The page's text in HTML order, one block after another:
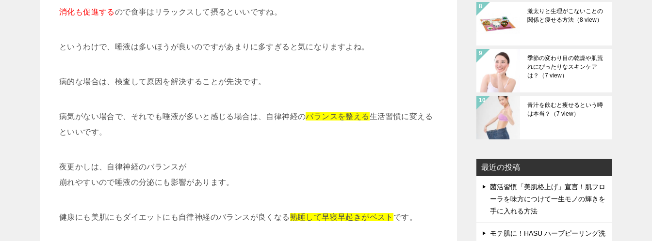
消化も促進するので食事はリラックスして摂るといいですね。
というわけで、唾液は多いほうが良いのですがあまりに多すぎると気になりますよね。
病的な場合は、検査して原因を解決することが先決です。
病気がない場合で、それでも唾液が多いと感じる場合は、自律神経のバランスを整える生活習慣に変える
といいです。
夜更かしは、自律神経のバランスが
崩れやすいので唾液の分泌にも影響があります。
健康にも美肌にもダイエットにも自律神経のバランスが良くなる熟睡して早寝早起きがベスト です。
激太りと生理がこないことの
関係と痩せる方法 （8 view）
季節の変わり目の乾燥や肌荒
れにぴったりなスキンケア
は？
（7 view）
青汁を飲むと痩せるという噂
は本当？
（7 view）
最近の投稿
菌活習慣「美肌格上げ」宣言！肌フロ
ーラを味方につけて一生モノの輝きを
手に入れる方法
モテ肌に！HASU ハーブピーリング洗